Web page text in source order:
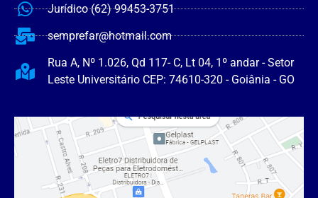
Jurídico (62) 99453-3751
semprefar@hotmail.com
Rua A, Nº 1.026, Qd 117- C, Lt 04, 1º andar - Setor
Leste Universitário CEP: 74610-320 - Goiânia - GO